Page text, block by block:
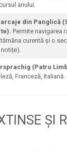
anului.
din Panglică
Permite navigarea
curentă și o
(Patru
Franceză, Italiană.
ȘI